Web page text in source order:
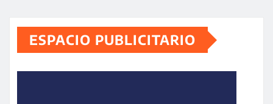
ESPACIO PUBLICITARIO